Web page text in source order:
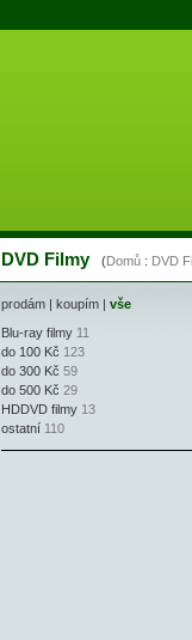
DVD Filmy (Domů : DVD
prodám | koupím | vše
Blu-ray filmy 11
do 100 Kč 123
do 300 Kč 59
do 500 Kč 29
HDDVD filmy 13
ostatní 110